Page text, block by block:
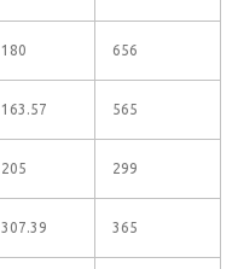
180 656
163.57 565
205 299
307.39 365